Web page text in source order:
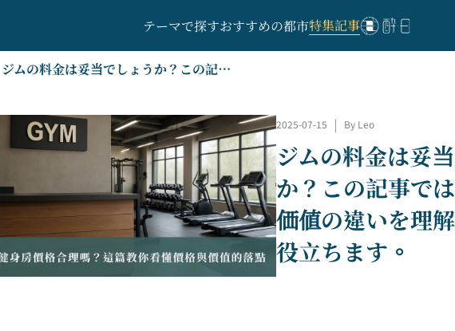
テーマで探すおすすめの都市特集記事
ジムの料金は妥当でしょうか？この記事では、価格と価値の違いを理解するのに役立ちます。
2025-07-15 By Leo
ジムの料金は妥
か？この記事で
価値の違いを理
役立ちます。